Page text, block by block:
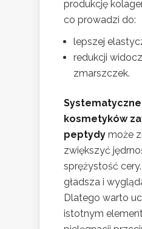
produkcję
co prowadzi do:
lepszej
redukcji
zmarszczek.
kosmetyków
peptydy może
zwiększyć
sprężystość
gładsza i
Dlatego warto
istotnym